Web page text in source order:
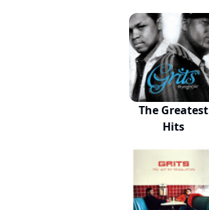
The Greatest
Hits